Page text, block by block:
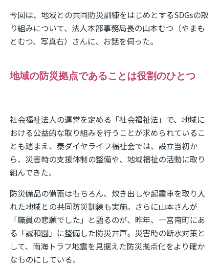
今回は、地域との共同防災訓練をはじめとするSDGsの取
り組みについて、法人本部事務局長の山本むつ（やまも
とむつ、写真右）さんに、お話を伺った。
地域の防災拠点であることは役割のひとつ
社会福祉法人の運営を定める「社会福祉法」で、地域に
おける公益的な取り組みを行うことが求められているこ
とも踏まえ、秦ダイヤライフ福祉会では、設立当初か
ら、災害時の支援体制の整備や、地域福祉の活動に取り
組んできた。
防災備品の備蓄はもちろん、炊き出しや起震車を取り入
れた地域との共同防災訓練も実施。さらに山本さんが
「職員の悲願でした」と語るのが、昨年、一宮南町にあ
る「誠和園」に整備した防災井戸。災害時の断水対策と
して、南海トラフ地震を見据えた防災拠点化をより確か
なものにしている。